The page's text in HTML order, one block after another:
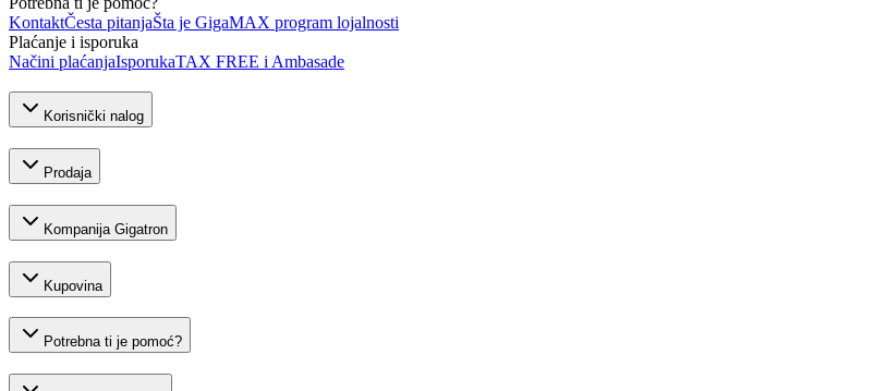
KontaktČesta pitanjaŠta je GigaMAX program lojalnosti
Plaćanje i isporuka
Načini plaćanjaIsporukaTAX FREE i Ambasade
Korisnički nalog
Prodaja
Kompanija Gigatron
Kupovina
Potrebna ti je pomoć?